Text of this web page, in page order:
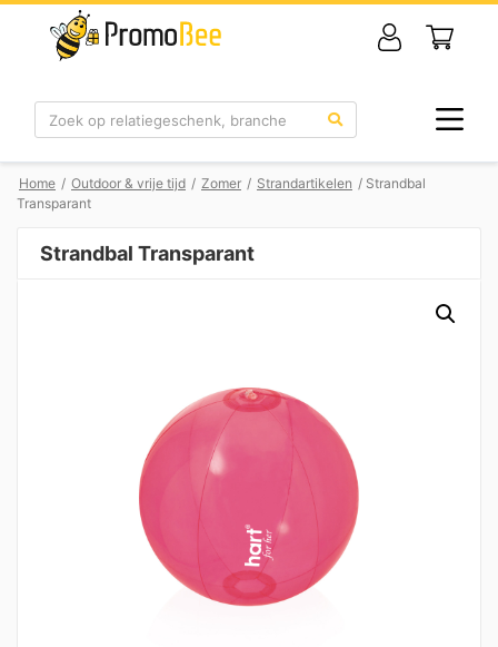
Zoek
Home / Outdoor & vrije tijd / Zomer / Strandartikelen / Strandbal
Transparant
Strandbal Transparant